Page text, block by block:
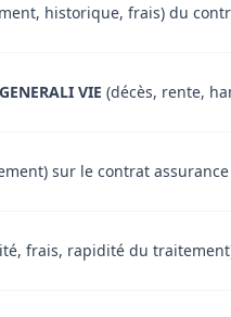
historique, frais) du
GENERALI VIE (décès, rente,
sur le contrat assurance
frais, rapidité du traitement)